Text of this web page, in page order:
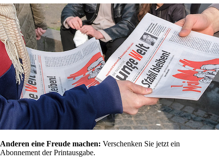
Anderen eine Freude machen: Verschenken Sie jetzt ein
Abonnement der Printausgabe.